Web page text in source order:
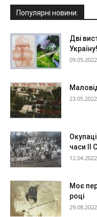
Популярні новини:
Дві
Україну!
09.05.2022
23.05.2022
часи ІІ
12.04.2022
Моє
році
29.08.2022